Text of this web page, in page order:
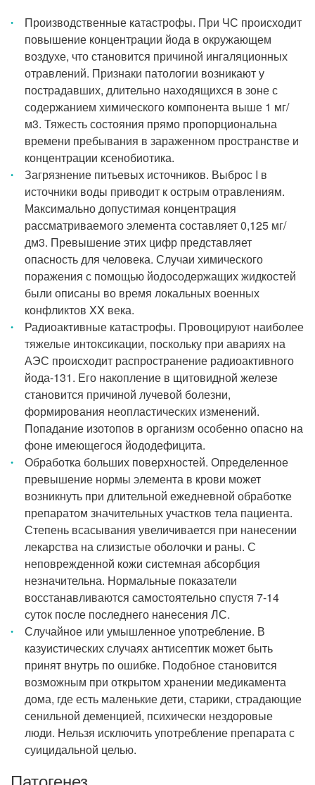
Производственные катастрофы. При ЧС происходит
повышение концентрации йода в окружающем
воздухе, что становится причиной ингаляционных
отравлений. Признаки патологии возникают у
пострадавших, длительно находящихся в зоне с
содержанием химического компонента выше 1 мг/
м3. Тяжесть состояния прямо пропорциональна
времени пребывания в зараженном пространстве и
концентрации ксенобиотика.
Загрязнение питьевых источников. Выброс I в
источники воды приводит к острым отравлениям.
Максимально допустимая концентрация
рассматриваемого элемента составляет 0,125 мг/
дм3. Превышение этих цифр представляет
опасность для человека. Случаи химического
поражения с помощью йодосодержащих жидкостей
были описаны во время локальных военных
конфликтов XX века.
Радиоактивные катастрофы. Провоцируют наиболее
тяжелые интоксикации, поскольку при авариях на
АЭС происходит распространение радиоактивного
йода-131. Его накопление в щитовидной железе
становится причиной лучевой болезни,
формирования неопластических изменений.
Попадание изотопов в организм особенно опасно на
фоне имеющегося йододефицита.
Обработка больших поверхностей. Определенное
превышение нормы элемента в крови может
возникнуть при длительной ежедневной обработке
препаратом значительных участков тела пациента.
Степень всасывания увеличивается при нанесении
лекарства на слизистые оболочки и раны. С
неповрежденной кожи системная абсорбция
незначительна. Нормальные показатели
восстанавливаются самостоятельно спустя 7-14
суток после последнего нанесения ЛС.
Случайное или умышленное употребление. В
казуистических случаях антисептик может быть
принят внутрь по ошибке. Подобное становится
возможным при открытом хранении медикамента
дома, где есть маленькие дети, старики, страдающие
сенильной деменцией, психически нездоровые
люди. Нельзя исключить употребление препарата с
суицидальной целью.